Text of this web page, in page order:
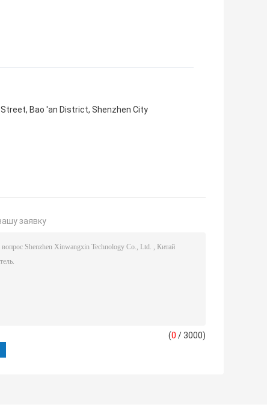
Bao 'an District, Shenzhen City
заявку
(0 / 3000)